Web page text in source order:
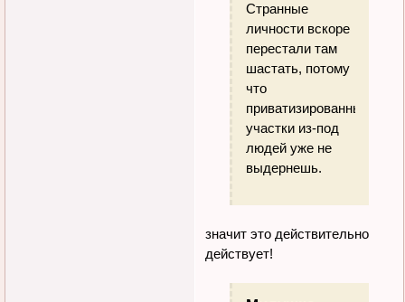
Странные
личности вскоре
перестали там
шастать, потому
что
приватизированные
участки из-под
людей уже не
выдернешь.
значит это действительно
действует!